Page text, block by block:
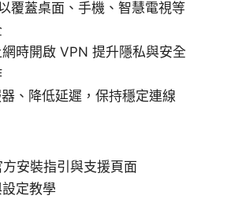
覆蓋桌面、手機、智慧電視等
時開啟 VPN 提升隱私與安全
、降低延遲，保持穩定連線
安裝指引與支援頁面
定教學